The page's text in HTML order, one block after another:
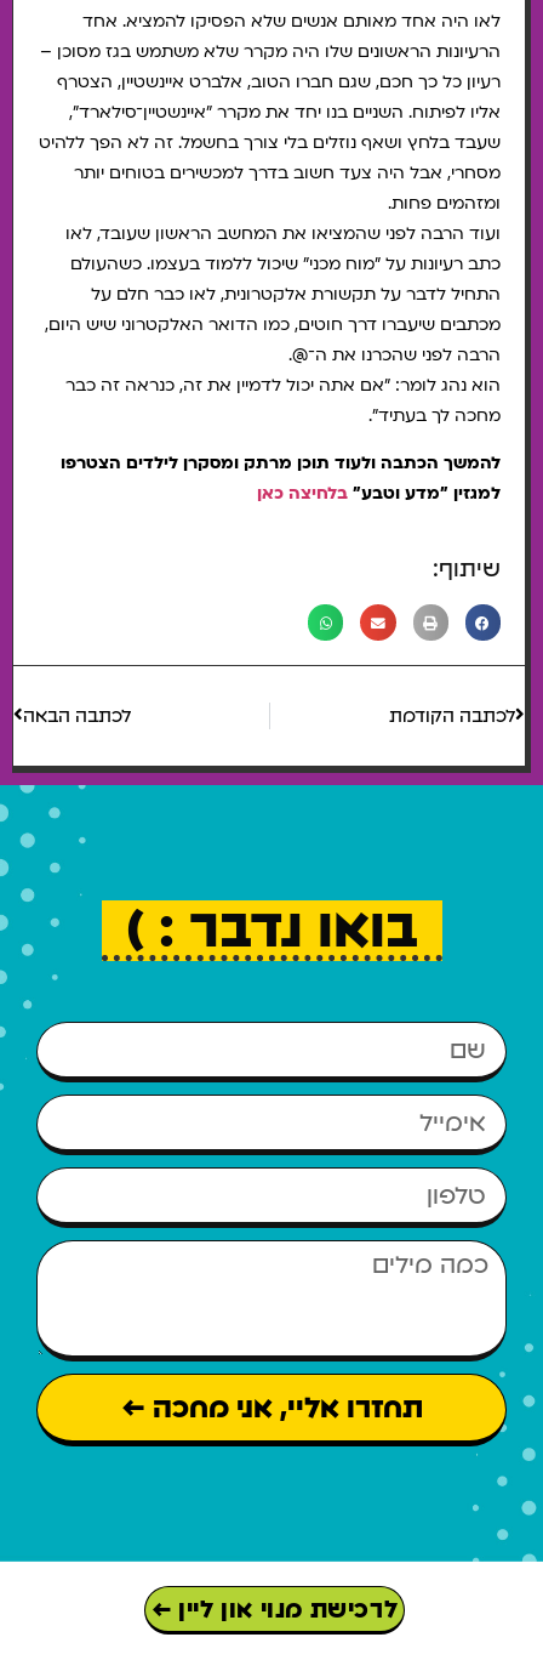
לאו היה אחד מאותם אנשים שלא הפסיקו להמציא. אחד
הרעיונות הראשונים שלו היה מקרר שלא משתמש בגז מסוכן –
רעיון כל כך חכם, שגם חברו הטוב, אלברט איינשטיין, הצטרף
אליו לפיתוח. השניים בנו יחד את מקרר "איינשטיין־סילארד",
שעבד בלחץ ושאף נוזלים בלי צורך בחשמל. זה לא הפך ללהיט
מסחרי, אבל היה צעד חשוב בדרך למכשירים בטוחים יותר
ומזהמים פחות.
ועוד הרבה לפני שהמציאו את המחשב הראשון שעובד, לאו
כתב רעיונות על "מוח מכני" שיכול ללמוד בעצמו. כשהעולם
התחיל לדבר על תקשורת אלקטרונית, לאו כבר חלם על
מכתבים שיעברו דרך חוטים, כמו הדואר האלקטרוני שיש היום,
הרבה לפני שהכרנו את ה־@.
הוא נהג לומר: "אם אתה יכול לדמיין את זה, כנראה זה כבר
מחכה לך בעתיד".
להמשך הכתבה ולעוד תוכן מרתק ומסקרן לילדים הצטרפו
למגזין "מדע וטבע" בלחיצה כאן
שיתוף:
לכתבה הקודמת לכתבה הבאה
בואו נדבר : )
תחזרו אליי, אני מחכה ←
לרכישת מנוי און ליין ←